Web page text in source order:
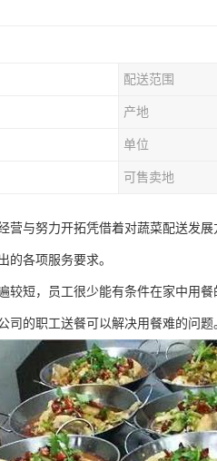
配送范围
产地
单位
可售卖地
营与努力开拓凭借着对蔬菜配送发
的各项服务要求。
较短，员工很少能有条件在家中用
司的职工送餐可以解决用餐难的问题